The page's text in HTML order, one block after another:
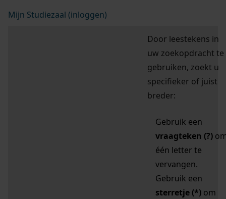
Mijn Studiezaal (inloggen)
Door leestekens in
uw zoekopdracht te
gebruiken, zoekt u
specifieker of juist
breder:
Gebruik een
vraagteken (?)
één letter te
vervangen.
Gebruik een
sterretje (*) om